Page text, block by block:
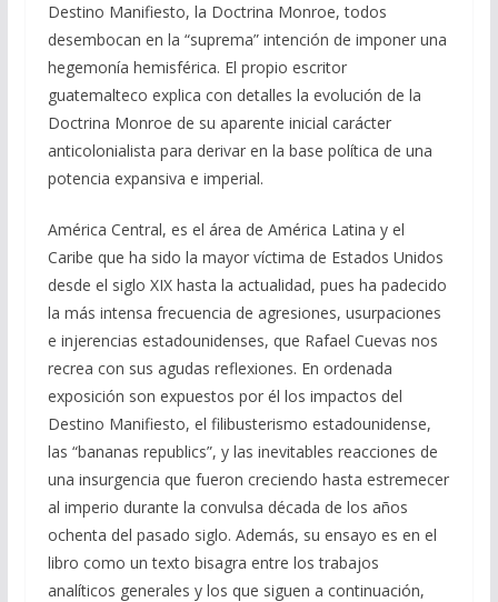
Destino Manifiesto, la Doctrina Monroe, todos
desembocan en la “suprema” intención de imponer una
hegemonía hemisférica. El propio escritor
guatemalteco explica con detalles la evolución de la
Doctrina Monroe de su aparente inicial carácter
anticolonialista para derivar en la base política de una
potencia expansiva e imperial.
América Central, es el área de América Latina y el
Caribe que ha sido la mayor víctima de Estados Unidos
desde el siglo XIX hasta la actualidad, pues ha padecido
la más intensa frecuencia de agresiones, usurpaciones
e injerencias estadounidenses, que Rafael Cuevas nos
recrea con sus agudas reflexiones. En ordenada
exposición son expuestos por él los impactos del
Destino Manifiesto, el filibusterismo estadounidense,
las “bananas republics”, y las inevitables reacciones de
una insurgencia que fueron creciendo hasta estremecer
al imperio durante la convulsa década de los años
ochenta del pasado siglo. Además, su ensayo es en el
libro como un texto bisagra entre los trabajos
analíticos generales y los que siguen a continuación,